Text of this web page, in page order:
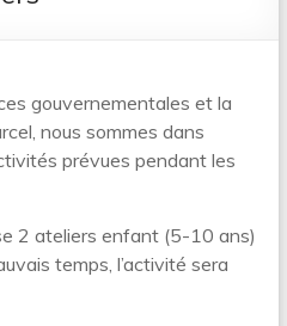
gouvernementales et la
nous sommes dans
prévues pendant les
2 ateliers enfant (5-10 ans)
temps, l’activité sera